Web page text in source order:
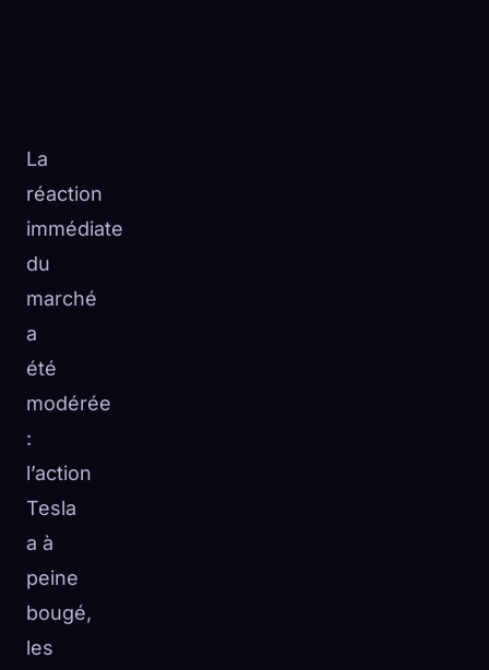
La
réaction
immédiate
du
marché
a
été
modérée
:
l’action
Tesla
a à
peine
bougé,
les